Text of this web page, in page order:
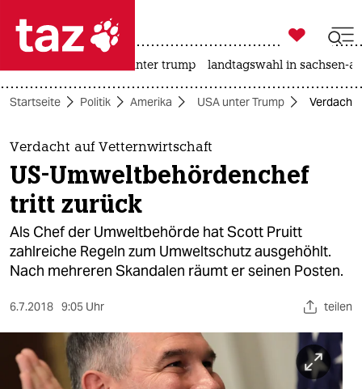
 taz zahl ich
taz zahl ich
themen
politik
öko
gesellschaft
sport
berlin

taz zahl ich
usa unter trump landtagswahl in sachsen-
Startseite Politik Amerika USA unter Trump Verdacht
Verdacht auf Vetternwirtschaft
US-Umweltbehördenchef
tritt zurück
Als Chef der Umweltbehörde hat Scott Pruitt
zahlreiche Regeln zum Umweltschutz ausgehöhlt.
Nach mehreren Skandalen räumt er seinen Posten.
6.7.2018 9:05 Uhr teilen